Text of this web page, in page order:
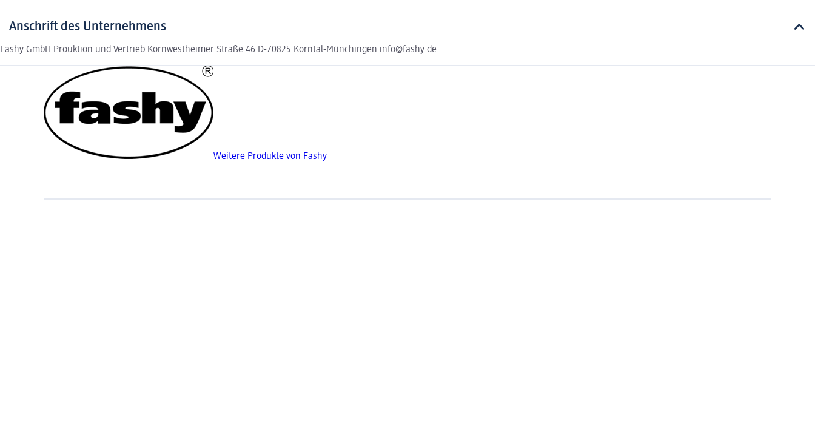
Anschrift des Unternehmens
Fashy GmbH Prouktion und Vertrieb Kornwestheimer Straße 46 D-70825 Korntal-Münchingen info@fashy.de
Weitere Produkte von Fashy